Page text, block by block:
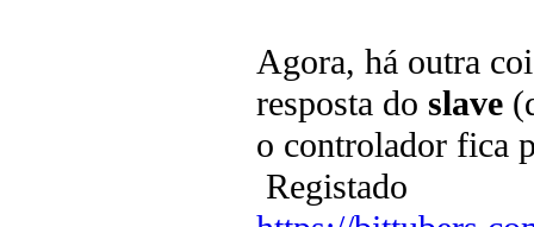
Agora, há outra
resposta do slave
o controlador fica
Registado